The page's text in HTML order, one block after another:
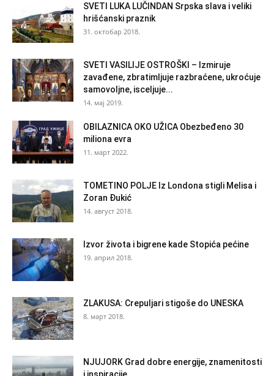
SVETI LUKA LUČINDAN Srpska slava i veliki
hrišćanski praznik
31. октобар 2018.
SVETI VASILIJE OSTROŠKI – Izmiruje
zavađene, zbratimljuje razbraćene, ukroćuje
samovoljne, isceljuje...
14. мај 2019.
OBILAZNICA OKO UŽICA Obezbeđeno 30
miliona evra
11. март 2022.
TOMETINO POLJE Iz Londona stigli Melisa i
Zoran Đukić
14. август 2018.
Izvor života i bigrene kade Stopića pećine
19. април 2018.
ZLAKUSA: Crepuljari stigoše do UNESKA
8. март 2018.
NJUJORK Grad dobre energije, znamenitosti